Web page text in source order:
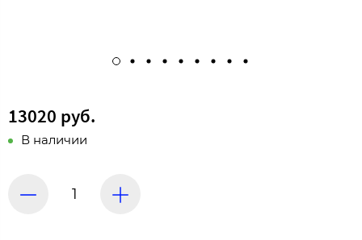
13020 руб.
В наличии